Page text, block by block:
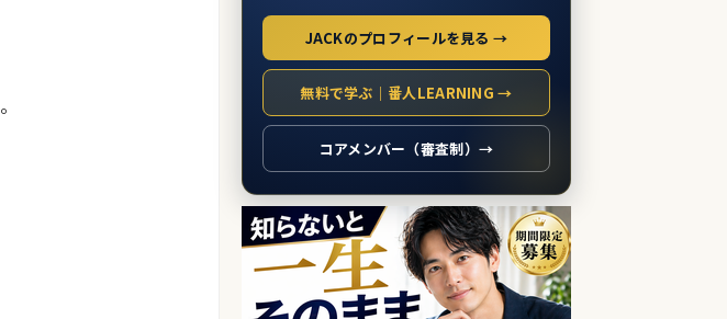
。
JACKのプロフィールを見る →
無料で学ぶ｜番人LEARNING →
コアメンバー（審査制）→